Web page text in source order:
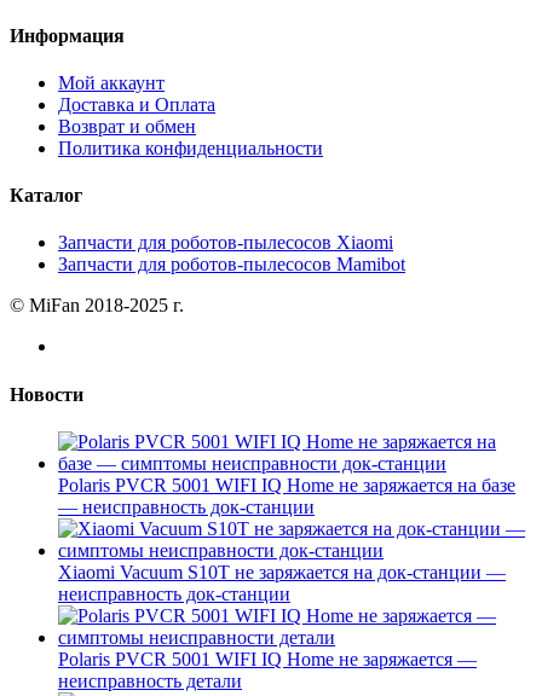
Информация
Мой аккаунт
Доставка и Оплата
Возврат и обмен
Политика конфиденциальности
Каталог
Запчасти для роботов-пылесосов Xiaomi
Запчасти для роботов-пылесосов Mamibot
© MiFan 2018-2025 г.
Новости
Polaris PVCR 5001 WIFI IQ Home не заряжается на базе
— неисправность док-станции
Xiaomi Vacuum S10T не заряжается на док-станции —
неисправность док-станции
Polaris PVCR 5001 WIFI IQ Home не заряжается —
неисправность детали